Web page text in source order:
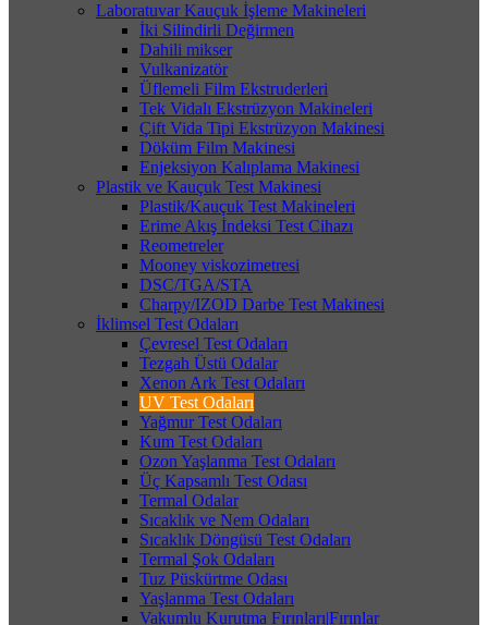
Laboratuvar Kauçuk İşleme Makineleri
İki Silindirli Değirmen
Dahili mikser
Vulkanizatör
Üflemeli Film Ekstruderleri
Tek Vidalı Ekstrüzyon Makineleri
Çift Vida Tipi Ekstrüzyon Makinesi
Döküm Film Makinesi
Enjeksiyon Kalıplama Makinesi
Plastik ve Kauçuk Test Makinesi
Plastik/Kauçuk Test Makineleri
Erime Akış İndeksi Test Cihazı
Reometreler
Mooney viskozimetresi
DSC/TGA/STA
Charpy/IZOD Darbe Test Makinesi
İklimsel Test Odaları
Çevresel Test Odaları
Tezgah Üstü Odalar
Xenon Ark Test Odaları
UV Test Odaları
Yağmur Test Odaları
Kum Test Odaları
Ozon Yaşlanma Test Odaları
Üç Kapsamlı Test Odası
Termal Odalar
Sıcaklık ve Nem Odaları
Sıcaklık Döngüsü Test Odaları
Termal Şok Odaları
Tuz Püskürtme Odası
Yaşlanma Test Odaları
Vakumlu Kurutma Fırınları|Fırınlar